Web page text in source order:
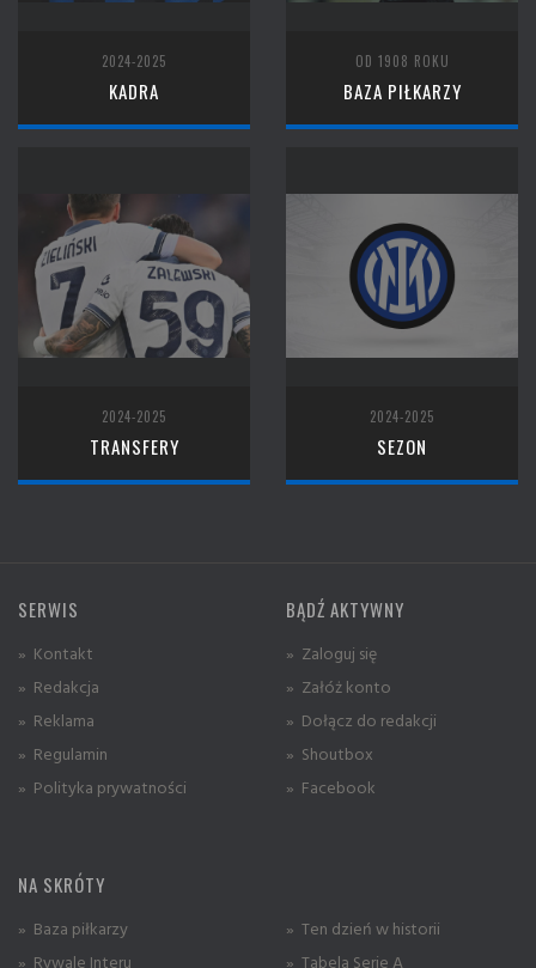
2024-2025
KADRA
OD 1908 ROKU
BAZA PIŁKARZY
2024-2025
TRANSFERY
2024-2025
SEZON
SERWIS
» Kontakt
» Redakcja
» Reklama
» Regulamin
» Polityka prywatności
BĄDŹ AKTYWNY
» Zaloguj się
» Załóż konto
» Dołącz do redakcji
» Shoutbox
» Facebook
NA SKRÓTY
» Baza piłkarzy
» Rywale Interu
» Ten dzień w historii
» Tabela Serie A